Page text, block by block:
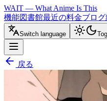
WAIT — What Anime Is This
機能図書館最近の料金ブログ
Switch language
戻る